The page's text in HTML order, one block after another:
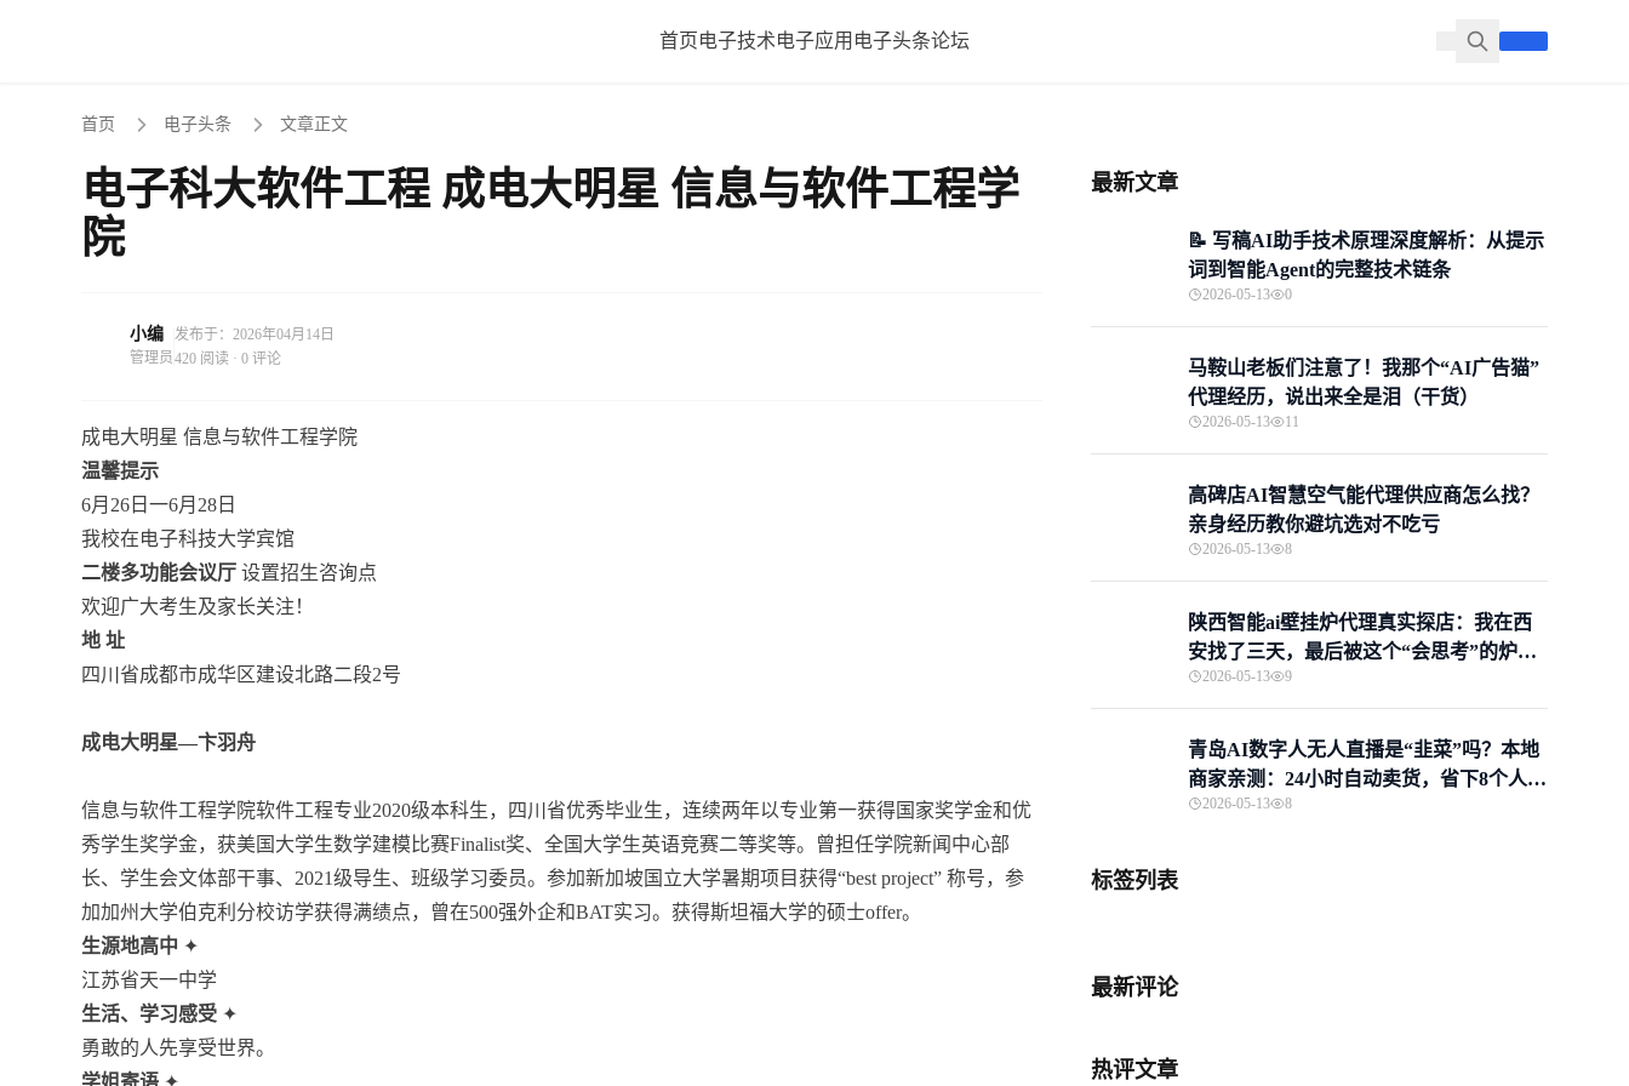
首页 电子技术电子应用 电子头条论坛
首页 电子头条 文章正文
电子科大软件工程 成电大明星 信息与软件工程学
院
小编
管理员
发布于：2026年04月14日
420 阅读 · 0 评论
成电大明星 信息与软件工程学院
温馨提示
6月26日一6月28日
我校在电子科技大学宾馆
二楼多功能会议厅 设置招生咨询点
欢迎广大考生及家长关注！
地 址
四川省成都市成华区建设北路二段2号
成电大明星—卞羽舟
信息与软件工程学院软件工程专业2020级本科生，四川省优秀毕业生，连续两年以专业第一获得国家奖学金和优
秀学生奖学金，获美国大学生数学建模比赛Finalist奖、全国大学生英语竞赛二等奖等。曾担任学院新闻中心部
长、学生会文体部干事、2021级导生、班级学习委员。参加新加坡国立大学暑期项目获得“best project” 称号，参
加加州大学伯克利分校访学获得满绩点，曾在500强外企和BAT实习。获得斯坦福大学的硕士offer。
生源地高中 ✦
江苏省天一中学
生活、学习感受 ✦
勇敢的人先享受世界。
学姐寄语 ✦
最新文章
📝 写稿AI助手技术原理深度解析：从提示
词到智能Agent的完整技术链条
2026-05-13 0
马鞍山老板们注意了！我那个“AI广告猫”
代理经历，说出来全是泪（干货）
2026-05-13 11
高碑店AI智慧空气能代理供应商怎么找？
亲身经历教你避坑选对不吃亏
2026-05-13 8
陕西智能ai壁挂炉代理真实探店：我在西
安找了三天，最后被这个“会思考”的炉子
圈粉了
2026-05-13 9
青岛AI数字人无人直播是“韭菜”吗？本地
商家亲测：24小时自动卖货，省下8个人工
钱！
2026-05-13 8
标签列表
最新评论
热评文章